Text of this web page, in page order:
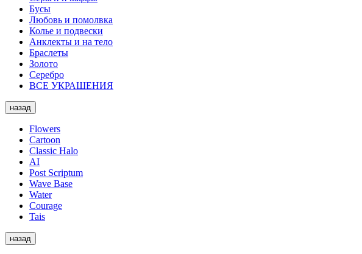
Бусы
Любовь и помолвка
Колье и подвески
Анклекты и на тело
Браслеты
Золото
Серебро
ВСЕ УКРАШЕНИЯ
назад
Flowers
Cartoon
Classic Halo
AI
Post Scriptum
Wave Base
Water
Courage
Tais
назад